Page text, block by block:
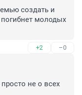
создать и
молодых
+2 –0
не о всех